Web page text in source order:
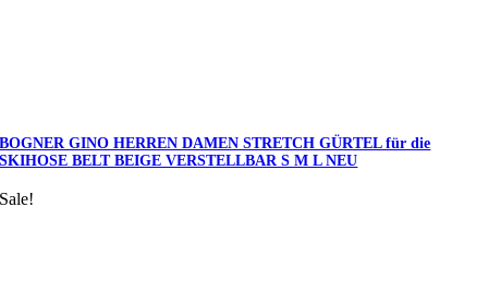
BOGNER GINO HERREN DAMEN STRETCH GÜRTEL für die
SKIHOSE BELT BEIGE VERSTELLBAR S M L NEU
Sale!